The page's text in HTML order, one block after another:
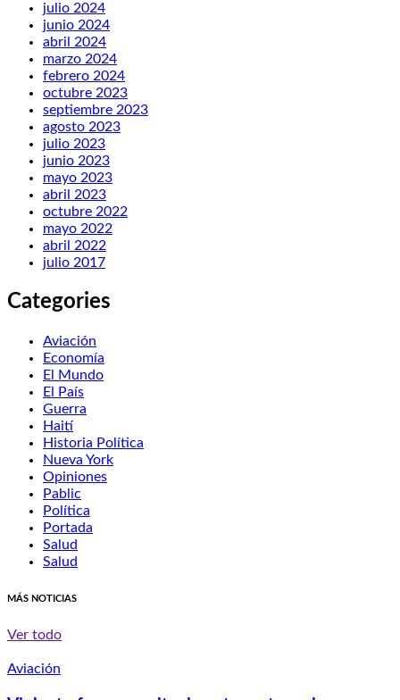
julio 2024
junio 2024
abril 2024
marzo 2024
febrero 2024
octubre 2023
septiembre 2023
agosto 2023
julio 2023
junio 2023
mayo 2023
abril 2023
octubre 2022
mayo 2022
abril 2022
julio 2017
Categories
Aviación
Economía
El Mundo
El País
Guerra
Haití
Historia Política
Nueva York
Opiniones
Pablic
Política
Portada
Salud
Salud
MÁS NOTICIAS
Ver todo
Aviación